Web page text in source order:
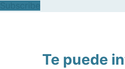
Te puede